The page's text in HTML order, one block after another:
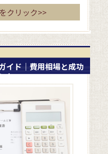
クリック>>
イド｜費用相場と成功
ト